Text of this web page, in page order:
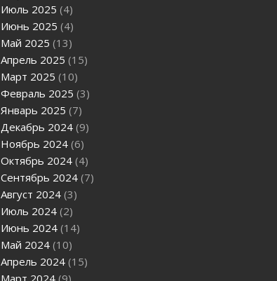
Июль 2025 (4)
Июнь 2025 (4)
Май 2025 (13)
Апрель 2025 (15)
Март 2025 (10)
Февраль 2025 (3)
Январь 2025 (7)
Декабрь 2024(9)
Ноябрь 2024(6)
Октябрь 2024(4)
Сентябрь 2024(7)
Август 2024(3)
Июль 2024(2)
Июнь 2024(14)
Май 2024(10)
Апрель 2024(15)
Март 2024(9)